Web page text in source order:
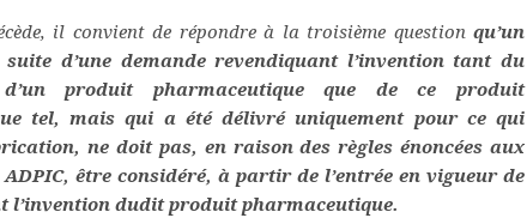
il convient de répondre à la troisième question qu’un
d’une demande revendiquant l’invention tant du
produit pharmaceutique que de ce produit
tel, mais qui a été délivré uniquement pour ce qui
ne doit pas, en raison des règles énoncées aux
être considéré, à partir de l’entrée en vigueur de
l’invention dudit produit pharmaceutique.